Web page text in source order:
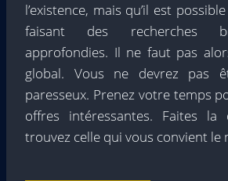
l’existence, mais qu’il est
faisant des recherches
approfondies. Il ne faut pas
global. Vous ne devrez pas
paresseux. Prenez votre temps
offres intéressantes. Faites la
trouvez celle qui vous convient le